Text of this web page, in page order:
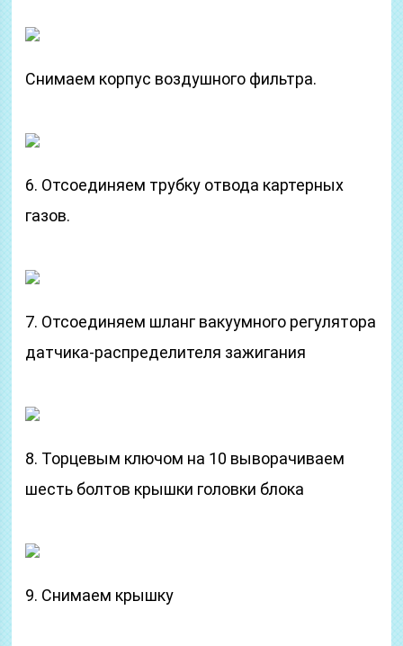
Снимаем корпус воздушного фильтра.
6. Отсоединяем трубку отвода картерных
газов.
7. Отсоединяем шланг вакуумного регулятора
датчика-распределителя зажигания
8. Торцевым ключом на 10 выворачиваем
шесть болтов крышки головки блока
9. Снимаем крышку